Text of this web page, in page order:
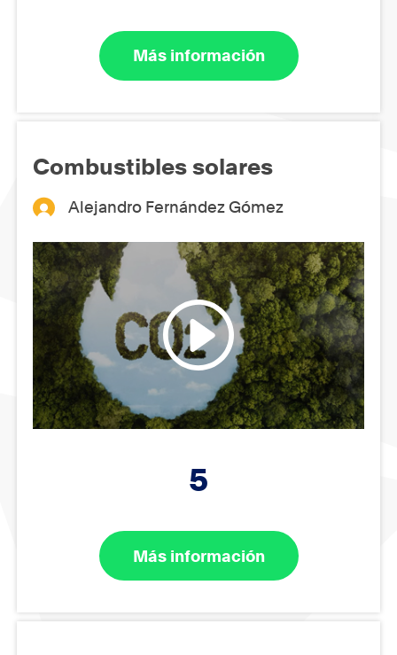
Más información
Combustibles solares
Alejandro Fernández Gómez
5
Más información